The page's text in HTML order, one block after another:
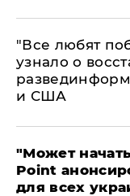
​"Все любят
узнало о
и США
"Может
Point
для всех